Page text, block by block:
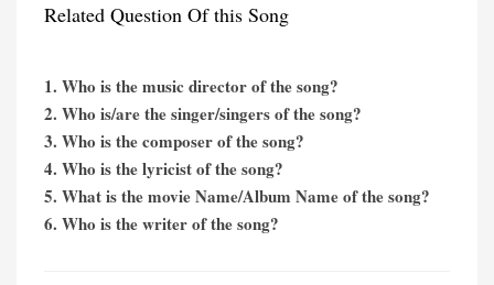
Related Question Of this Song
1. Who is the music director of the song?
2. Who is/are the singer/singers of the song?
3. Who is the composer of the song?
4. Who is the lyricist of the song?
5. What is the movie Name/Album Name of the song?
6. Who is the writer of the song?